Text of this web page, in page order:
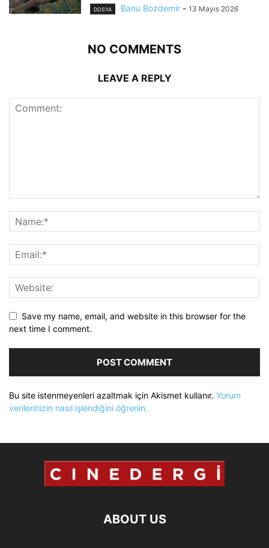
DOSYA Banu Bozdemir - 13 Mayıs 2026
NO COMMENTS
LEAVE A REPLY
Save my name, email, and website in this browser for the
next time I comment.
Bu site istenmeyenleri azaltmak için Akismet kullanır. Yorum
verilerinizin nasıl işlendiğini öğrenin.
ABOUT US